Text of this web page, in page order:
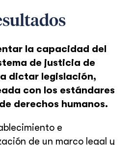
la capacidad del
de justicia de
dictar legislación,
con los estándares
derechos humanos.
e
de un marco legal y